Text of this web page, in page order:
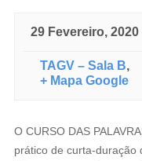
29 Fevereiro, 2020
TAGV – Sala B,
+ Mapa Google
O CURSO DAS
prático de curta-duração